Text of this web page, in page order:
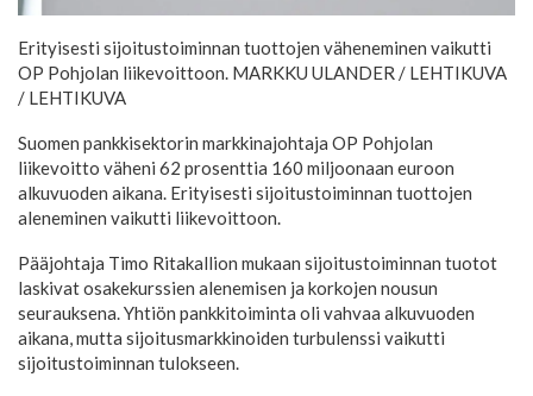
Erityisesti sijoitustoiminnan tuottojen väheneminen vaikutti
OP Pohjolan liikevoittoon. MARKKU ULANDER / LEHTIKUVA
/ LEHTIKUVA
Suomen pankkisektorin markkinajohtaja OP Pohjolan
liikevoitto väheni 62 prosenttia 160 miljoonaan euroon
alkuvuoden aikana. Erityisesti sijoitustoiminnan tuottojen
aleneminen vaikutti liikevoittoon.
Pääjohtaja Timo Ritakallion mukaan sijoitustoiminnan tuotot
laskivat osakekurssien alenemisen ja korkojen nousun
seurauksena. Yhtiön pankkitoiminta oli vahvaa alkuvuoden
aikana, mutta sijoitusmarkkinoiden turbulenssi vaikutti
sijoitustoiminnan tulokseen.